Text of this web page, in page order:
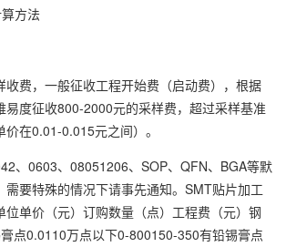
方法
收费，一般征收工程开始费（启动费），根据
易度征收800-2000元的采样费，超过采样基准
在0.01-0.015元之间）。
、0603、08051206、SOP、QFN、BGA等默
需要特殊的情况下请事先通知。SMT贴片加工
位单价（元）订购数量（点）工程费（元）钢
点0.0110万点以下0-800150-350有铅锡膏点